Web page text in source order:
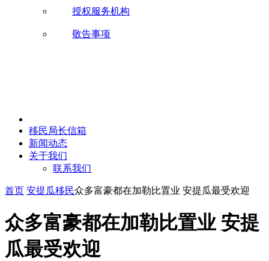
授权服务机构
敬告事项
移民局长信箱
新闻动态
关于我们
联系我们
首页 安提瓜移民众多富豪都在加勒比置业 安提瓜最受欢迎
众多富豪都在加勒比置业 安提
瓜最受欢迎